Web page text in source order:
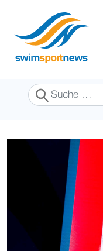
Suchen